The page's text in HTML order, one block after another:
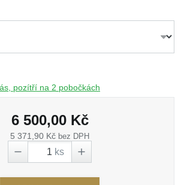
pozítří na 2 pobočkách
6 500,00 Kč
5 371,90 Kč bez DPH
ks